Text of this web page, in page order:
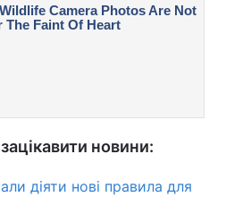
новини:
діяти нові правила для